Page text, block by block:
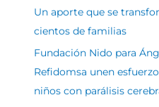
Un aporte que se
cientos de familias
Fundación Nido para
Refidomsa unen
niños con parálisis